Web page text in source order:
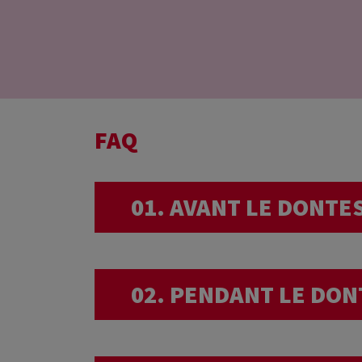
FAQ
01. AVANT LE
Pourquoi êtes-
médical ?
02. PENDANT LE